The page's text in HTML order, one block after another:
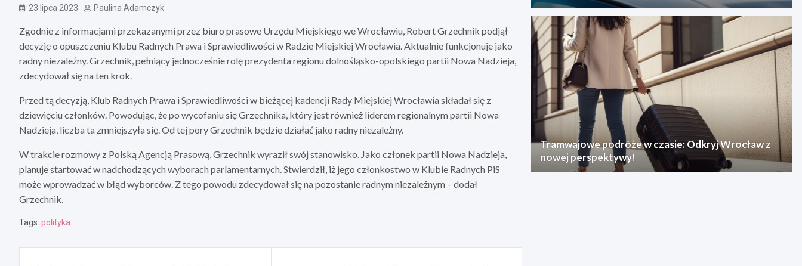
23 lipca 2023 Paulina Adamczyk
Zgodnie z informacjami przekazanymi przez biuro prasowe Urzędu Miejskiego we Wrocławiu, Robert Grzechnik podjął
decyzję o opuszczeniu Klubu Radnych Prawa i Sprawiedliwości w Radzie Miejskiej Wrocławia. Aktualnie funkcjonuje jako
radny niezależny. Grzechnik, pełniący jednocześnie rolę prezydenta regionu dolnośląsko-opolskiego partii Nowa Nadzieja,
zdecydował się na ten krok.
Przed tą decyzją, Klub Radnych Prawa i Sprawiedliwości w bieżącej kadencji Rady Miejskiej Wrocławia składał się z
dziewięciu członków. Powodując, że po wycofaniu się Grzechnika, który jest również liderem regionalnym partii Nowa
Nadzieja, liczba ta zmniejszyła się. Od tej pory Grzechnik będzie działać jako radny niezależny.
W trakcie rozmowy z Polską Agencją Prasową, Grzechnik wyraził swój stanowisko. Jako członek partii Nowa Nadzieja,
planuje startować w nadchodzących wyborach parlamentarnych. Stwierdził, iż jego członkostwo w Klubie Radnych PiS
może wprowadzać w błąd wyborców. Z tego powodu zdecydował się na pozostanie radnym niezależnym – dodał
Grzechnik.
Tags: polityka
Tramwajowe podróże w czasie: Odkryj Wrocław z
nowej perspektywy!